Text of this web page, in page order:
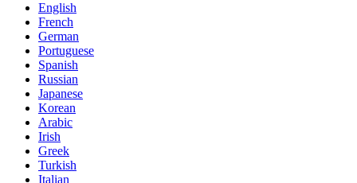
English
French
German
Portuguese
Spanish
Russian
Japanese
Korean
Arabic
Irish
Greek
Turkish
Italian